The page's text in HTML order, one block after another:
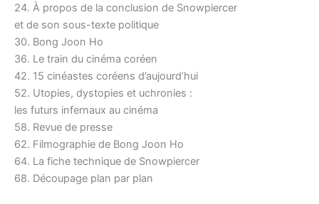
24. À propos de la conclusion de Snowpiercer
et de son sous-texte politique
30. Bong Joon Ho
36. Le train du cinéma coréen
42. 15 cinéastes coréens d’aujourd’hui
52. Utopies, dystopies et uchronies :
les futurs infernaux au cinéma
58. Revue de presse
62. Filmographie de Bong Joon Ho
64. La fiche technique de Snowpiercer
68. Découpage plan par plan